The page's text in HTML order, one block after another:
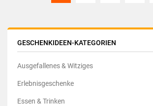
GESCHENKIDEEN-KATEGORIEN
Ausgefallenes & Witziges
Erlebnisgeschenke
Essen & Trinken